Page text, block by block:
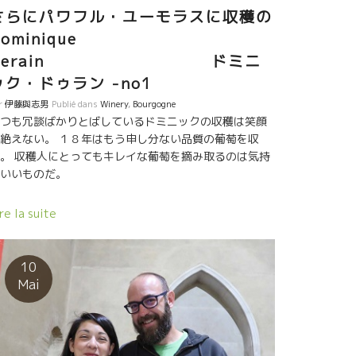
らにパワフル・ユーモラスに収穫の
ドミニ
ク・ドゥラン -no1
伊藤與志男 Publié dans Winery, Bourgogne
も冗談ばかりとばしているドミニックの収穫は笑顔
えない。 １８年はもう申し分ない品質の葡萄を収
収穫人にとってもキレイな葡萄を摘み取るのは気持
いものだ。
la suite
10
Mai